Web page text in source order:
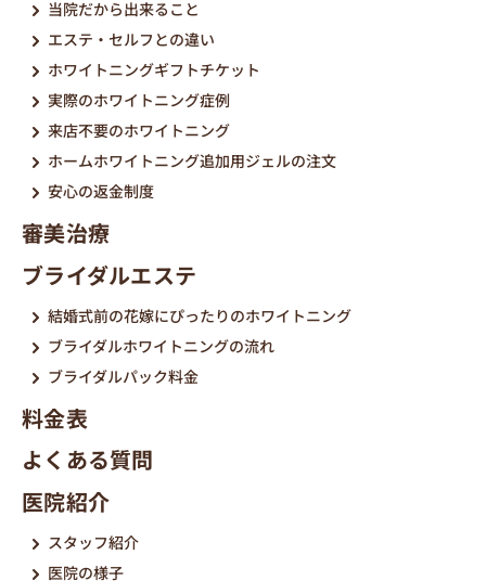
当院だから出来ること
エステ・セルフとの違い
ホワイトニングギフトチケット
実際のホワイトニング症例
来店不要のホワイトニング
ホームホワイトニング追加用ジェルの注文
安心の返金制度
審美治療
ブライダルエステ
結婚式前の花嫁にぴったりのホワイトニング
ブライダルホワイトニングの流れ
ブライダルパック料金
料金表
よくある質問
医院紹介
スタッフ紹介
医院の様子